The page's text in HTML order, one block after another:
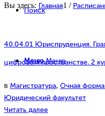
Поиск
Меню Меню
Вы здесь: Главная1 /
40.04.01 Юриспруденция.
цифровом пространстве. 2
в Магистратура, Очная форма
Юридический факультет
Читать далее